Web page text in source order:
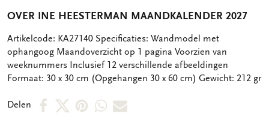
OVER INE HEESTERMAN MAANDKALENDER 2027
OMSCHRIJVING
Artikelcode: KA27140 Specificaties: Wandmodel met
ophangoog Maandoverzicht op 1 pagina Voorzien van
weeknummers Inclusief 12 verschillende afbeeldingen
Formaat: 30 x 30 cm (Opgehangen 30 x 60 cm) Gewicht: 212 gr
Delen
DeelDeelDeelDeelDeel